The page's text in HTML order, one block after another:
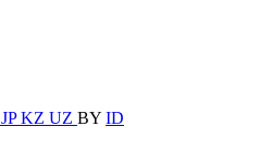
JPKZ UZ BY ID